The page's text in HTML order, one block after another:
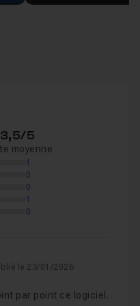
10m37
3,5/5
moyenne
1
0
0
1
0
le 23/01/2026
par point ce logiciel.